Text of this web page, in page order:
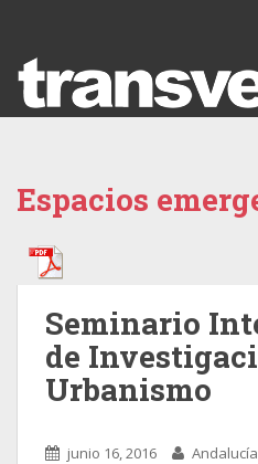
Espacios
Seminario
de
Urbanismo
junio 16, 2016